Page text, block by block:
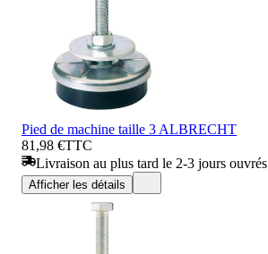
Pied de machine taille 3 ALBRECHT
81,98 €TTC
Livraison au plus tard le 2-3 jours ouvrés
Afficher les détails